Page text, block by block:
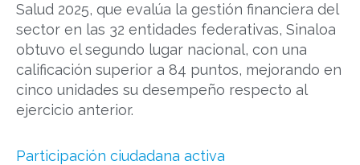
Salud 2025, que evalúa la gestión financiera del
sector en las 32 entidades federativas, Sinaloa
obtuvo el segundo lugar nacional, con una
calificación superior a 84 puntos, mejorando en
cinco unidades su desempeño respecto al
ejercicio anterior.
Participación ciudadana activa